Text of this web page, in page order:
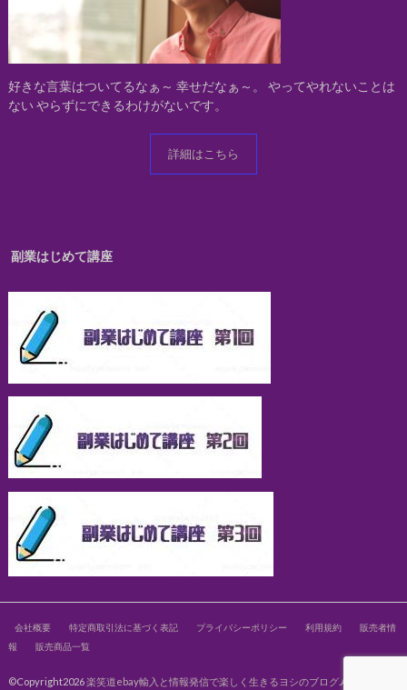
好きな言葉はついてるなぁ～ 幸せだなぁ～。
やってやれないことは
ない やらずにできるわけがないです。
詳細はこちら
副業はじめて講座
会社概要 特定商取引法に基づく表記 プライバシーポリシー 利用規約
販売者情
報
販売商品一覧
©Copyright2026楽笑道ebay輸入と情報発信で楽しく生きるヨシのブログ.All Rights